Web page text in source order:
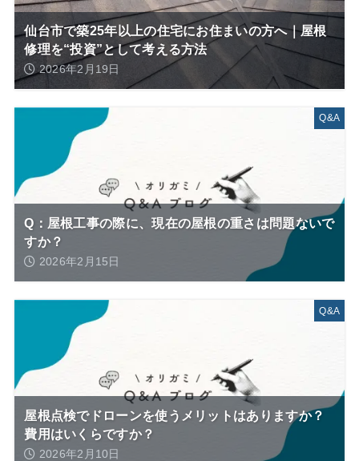
仙台市で築25年以上の住宅にお住まいの方へ｜屋根
修理を“投資”として考える方法
2026年2月19日
Q&A
Q：屋根工事の際に、現在の屋根の重さは問題ないで
すか？
2026年2月15日
Q&A
屋根点検でドローンを使うメリットはありますか？
費用はいくらですか？
2026年2月10日